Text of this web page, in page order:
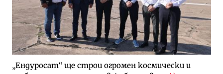
„Ендуросат“ ще строи огромен космически и